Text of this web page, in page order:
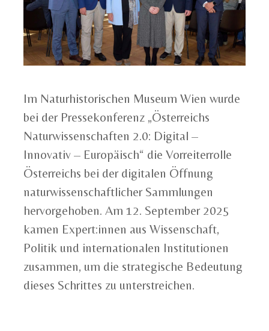
Im Naturhistorischen Museum Wien wurde
bei der Pressekonferenz „Österreichs
Naturwissenschaften 2.0: Digital –
Innovativ – Europäisch“ die Vorreiterrolle
Österreichs bei der digitalen Öffnung
naturwissenschaftlicher Sammlungen
hervorgehoben. Am 12. September 2025
kamen Expert:innen aus Wissenschaft,
Politik und internationalen Institutionen
zusammen, um die strategische Bedeutung
dieses Schrittes zu unterstreichen.